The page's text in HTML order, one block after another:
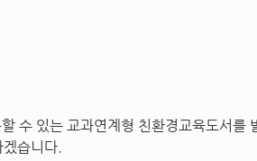
수 있는 교과연계형 친환경교육도서를
습니다.